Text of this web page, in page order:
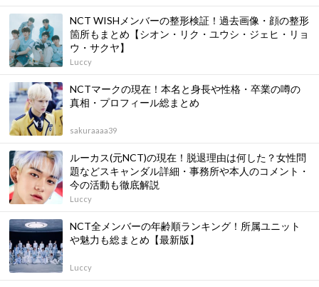
NCT WISHメンバーの整形検証！過去画像・顔の整形
箇所もまとめ【シオン・リク・ユウシ・ジェヒ・リョ
ウ・サクヤ】
Luccy
NCTマークの現在！本名と身長や性格・卒業の噂の
真相・プロフィール総まとめ
sakuraaaa39
ルーカス(元NCT)の現在！脱退理由は何した？女性問
題などスキャンダル詳細・事務所や本人のコメント・
今の活動も徹底解説
Luccy
NCT全メンバーの年齢順ランキング！所属ユニット
や魅力も総まとめ【最新版】
Luccy